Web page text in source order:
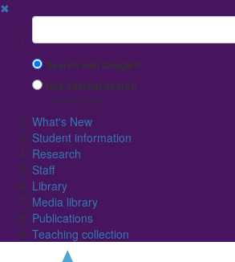
✖
Suchbegriff
Search with Google™
Use Internal Search
(limited result quality)
What's New
Student information
Research
Staff
Library
Media library
Publications
Teaching collection